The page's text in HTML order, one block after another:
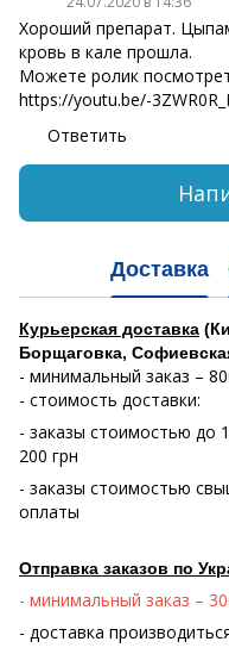
Хороший препарат.
кровь в кале прошла.
Можете ролик
https://youtu.be/-
Ответить
Доставка
Курьерская доставка
Борщаговка,
- минимальный заказ –
- стоимость доставки:
- заказы стоимостью до
200 грн
- заказы стоимостью
оплаты
Отправка заказов по
- минимальный заказ –
- доставка